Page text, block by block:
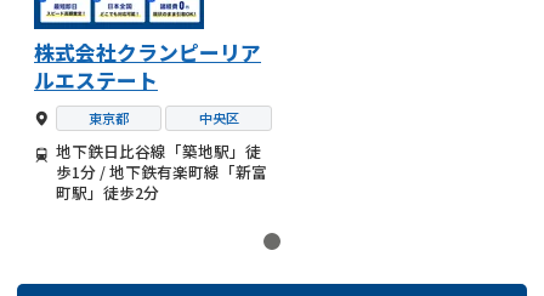
株式会社クランピーリア
ルエステート
東京都 中央区
地下鉄日比谷線「築地駅」徒
歩1分 / 地下鉄有楽町線「新富
町駅」徒歩2分